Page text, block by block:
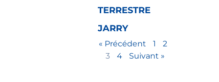
TERRESTRE
JARRY
« Précédent 1
2
3
4 Suivant »